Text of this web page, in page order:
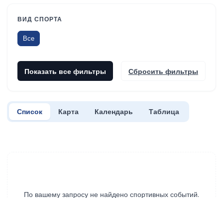
ВИД СПОРТА
Все
Показать все фильтры Сбросить фильтры
Список Карта Календарь Таблица
По вашему запросу не найдено спортивных событий.